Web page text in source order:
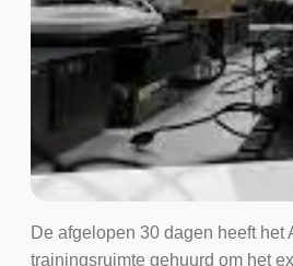
De afgelopen 30 dagen heeft het
trainingsruimte gehuurd om het